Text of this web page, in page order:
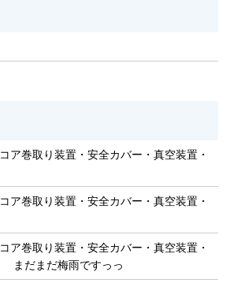
ア巻取り装置・安全カバー・真空装置・
ア巻取り装置・安全カバー・真空装置・
ア巻取り装置・安全カバー・真空装置・
だまだ梅雨ですっっ